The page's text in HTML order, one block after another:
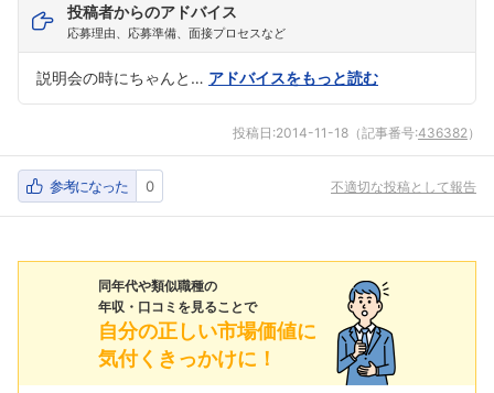
投稿者からのアドバイス
応募理由、応募準備、面接プロセスなど
説明会の時にちゃんと… アドバイスをもっと読む
投稿日:2014-11-18 （記事番号:436382 ）
参考になった 0 不適切な投稿として報告
同年代や類似職種の
年収・口コミを見ることで
自分の正しい市場価値に
気付くきっかけに！